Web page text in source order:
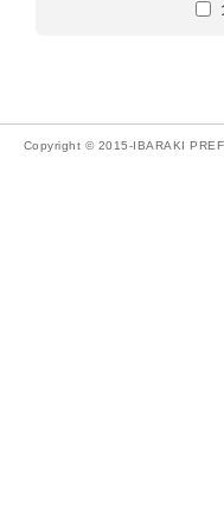
Copyright © 2015-IBARAKI